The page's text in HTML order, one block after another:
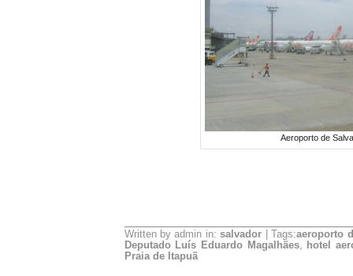
Aeroporto de
Written by admin in:salvador | Tags:aeroporto
Deputado Luís Eduardo Magalhães, hotel
Praia de Itapuã